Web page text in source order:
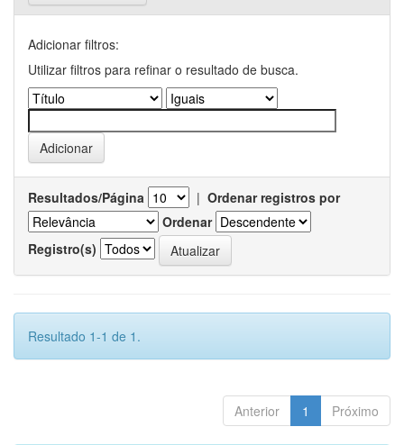
Adicionar filtros:
Utilizar filtros para refinar o resultado de busca.
Resultados/Página | Ordenar registros por
Ordenar
Registro(s)
Resultado 1-1 de 1.
Anterior 1 Próximo